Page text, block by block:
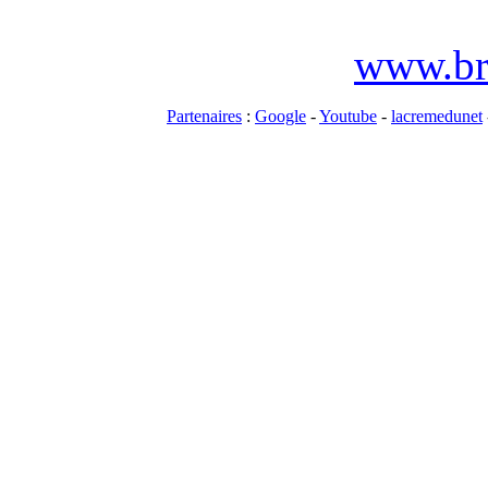
Partenaires : Google -Youtube - lacremedunet